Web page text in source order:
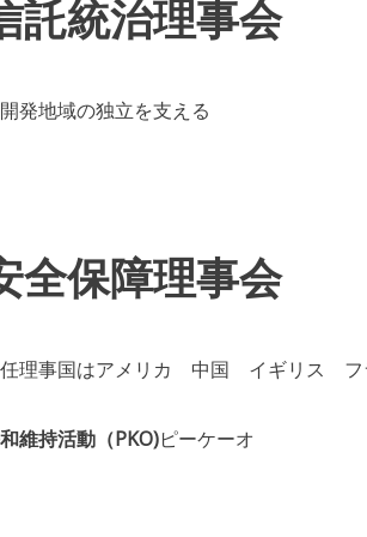
託統治理事会
発地域の独立を支える
全保障理事会
理事国はアメリカ 中国 イギリス
維持活動（PKO)ピーケーオ